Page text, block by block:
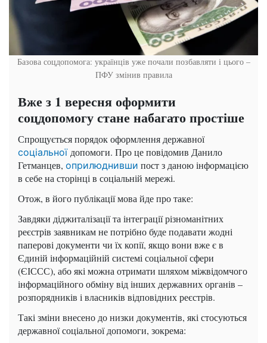
Базова соцдопомога: українців уже почали позбавляти і цього –
ПФУ змінив правила
Вже з 1 вересня оформити
соцдопомогу стане набагато простіше
Спрощується порядок оформлення державної
соціальної допомоги. Про це повідомив Данило
Гетманцев, оприлюднивши пост з даною інформацією
в себе на сторінці в соціальній мережі.
Отож, в його публікації мова йде про таке:
Завдяки діджиталізації та інтеграції різноманітних
реєстрів заявникам не потрібно буде подавати жодні
паперові документи чи їх копії, якщо вони вже є в
Єдиній інформаційній системі соціальної сфери
(ЄІССС), або які можна отримати шляхом міжвідомчого
інформаційного обміну від інших державних органів –
розпорядників і власників відповідних реєстрів.
Такі зміни внесено до низки документів, які стосуються
державної соціальної допомоги, зокрема: